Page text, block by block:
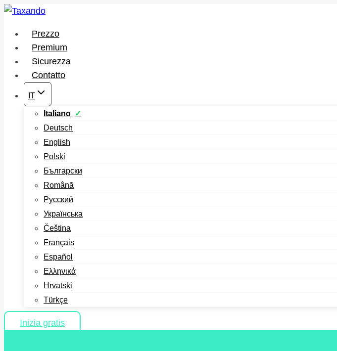
Salta
contenutoPrezzo
Premium
Sicurezza
Contatto
IT
Italiano
Deutsch
English
Polski
Български
Română
Русский
Українська
Čeština
Français
Español
Ελληνικά
Hrvatski
Türkçe
Inizia gratis